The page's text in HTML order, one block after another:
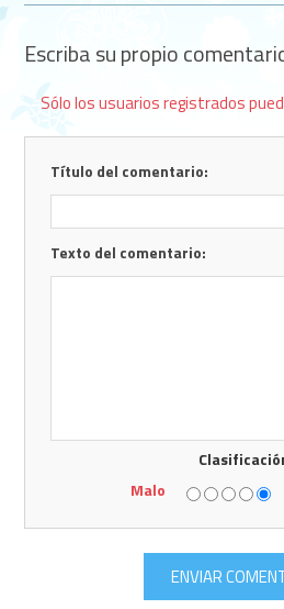
Escriba su propio
Sólo los usuarios registrados
Título del comentario:
Texto del comentario:
Malo